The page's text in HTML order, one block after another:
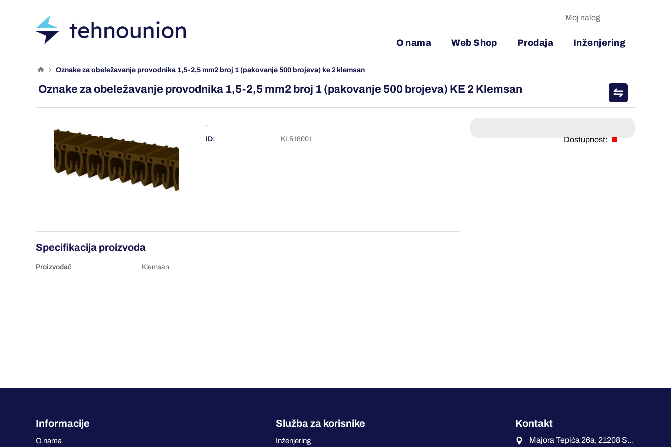
O nama Web Shop Prodaja Inženjering
Moj nalog
oznake za obeležavanje provodnika 1,5-2,5 mm2 broj 1 (pakovanje 500 brojeva) ke 2 klemsan
Oznake za obeležavanje provodnika 1,5-2,5 mm2 broj 1 (pakovanje 500 brojeva) KE 2 Klemsan
.
ID:
KL518001 Dostupnost:
Specifikacija proizvoda
Proizvođač Klemsan
Informacije
O nama
Služba za korisnike
Inženjering
Kontakt
Majora Tepića 26a, 21208 Sremska Kamenica